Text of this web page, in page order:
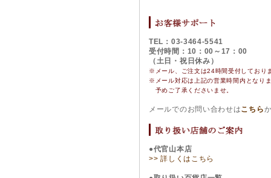
TEL：03-3464-5541
受付時間：10：00～17：00
（土日・祝日休み）
※メール、ご注文は24時間受付しており
※ メール対応は上記の営業時間内となり
予めご了承くださいませ。
メールでのお問い合わせはこちら
●代官山本店
>> 詳しくはこちら